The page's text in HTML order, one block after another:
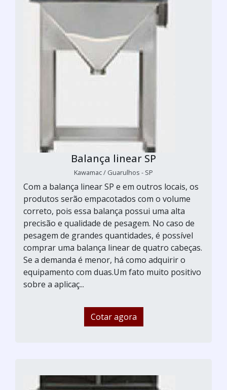
Balança linear SP
Kawamac / Guarulhos - SP
Com a balança linear SP e em outros locais, os
produtos serão empacotados com o volume
correto, pois essa balança possui uma alta
precisão e qualidade de pesagem. No caso de
pesagem de grandes quantidades, é possível
comprar uma balança linear de quatro cabeças.
Se a demanda é menor, há como adquirir o
equipamento com duas.Um fato muito positivo
sobre a aplicaç...
Cotar agora